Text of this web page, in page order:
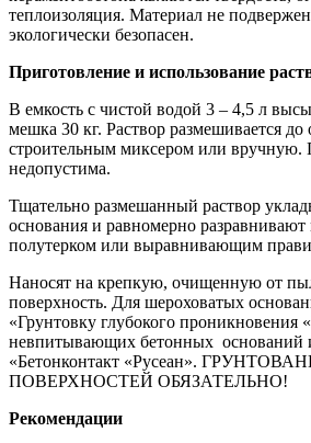
теплоизоляция. Материал не
экологически безопасен.
Приготовление и использование
В емкость с чистой водой 3 – 4,5 л
мешка 30 кг. Раствор размешивается
строительным миксером или вручную.
недопустима.
Тщательно размешанный раствор
основания и равномерно разравнивают
полутерком или выравнивающим
Наносят на крепкую, очищенную от
поверхность. Для шероховатых
«Грунтовку глубокого проникновения
невпитывающих бетонных оснований
«Бетонконтакт «Русеан».
ПОВЕРХНОСТЕЙ ОБЯЗАТЕЛЬНО!
Рекомендации